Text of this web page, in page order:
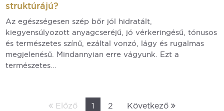
struktúrájú?
Az egészségesen szép bőr jól hidratált,
kiegyensúlyozott anyagcseréjű, jó vérkeringésű, tónusos
és természetes színű, ezáltal vonzó, lágy és rugalmas
megjelenésű. Mindannyian erre vágyunk. Ezt a
természetes...
Előző 1 2 Következő